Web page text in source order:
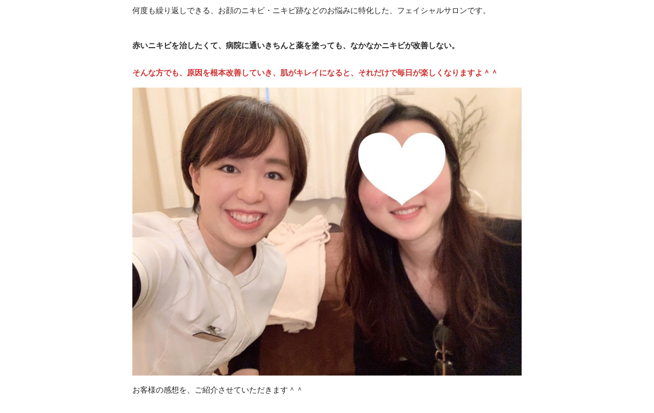
何度も繰り返しできる、お顔のニキビ・ニキビ跡などのお悩みに特化した、フェイシャルサロンです。
赤いニキビを治したくて、病院に通いきちんと薬を塗っても、なかなかニキビが改善しない。
そんな方でも、原因を根本改善していき、肌がキレイになると、それだけで毎日が楽しくなりますよ＾＾
お客様の感想を、ご紹介させていただきます＾＾